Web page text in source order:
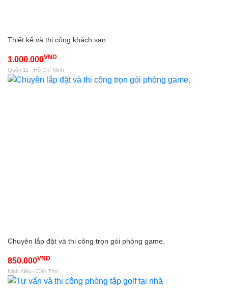
Thiết kế và thi công khách sạn
1.000.000VND
Quận 11 - Hồ Chí Minh
Chuyên lắp đặt và thi công trọn gói phòng game.
850.000VND
Ninh Kiều - Cần Thơ